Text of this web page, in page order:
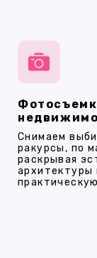
Снимаем
ракурсы, по
раскрывая
архитектуры